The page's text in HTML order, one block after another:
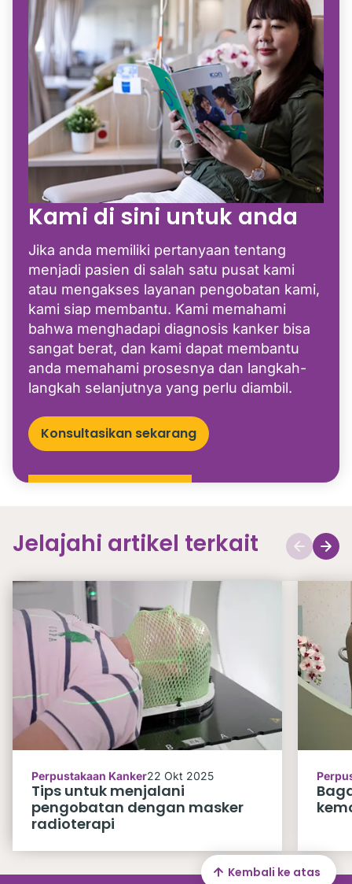
Kami di sini untuk anda
Jika anda memiliki pertanyaan tentang
menjadi pasien di salah satu pusat kami
atau mengakses layanan pengobatan kami,
kami siap membantu. Kami memahami
bahwa menghadapi diagnosis kanker bisa
sangat berat, dan kami dapat membantu
anda memahami prosesnya dan langkah-
langkah selanjutnya yang perlu diambil.
Konsultasikan sekarang
Jelajahi artikel terkait
Perpustakaan Kanker22 Okt 2025
Tips untuk menjalani
pengobatan dengan masker
radioterapi
Kembali ke atas